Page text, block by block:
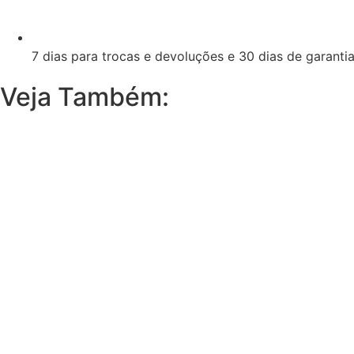
7 dias para trocas e devoluções e 30 dias de garantia
Veja Também: